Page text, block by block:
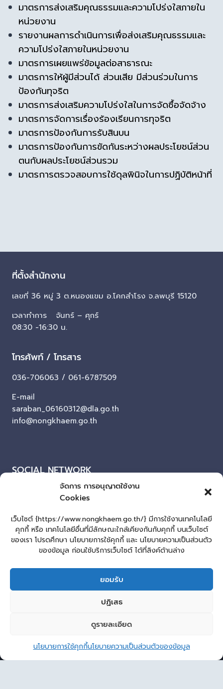
จัดการ การอนุญาตใช้งาน
Cookies
เว็บไซต์ {https://www.nongkhaem.go.th/} มีการใช้งานเทคโนโลยี
คุกกี้ หรือ เทคโนโลยีอื่นที่มีลักษณะใกล้เคียงกันกับคุกกี้ บนเว็บไซต์
ของเรา โปรดศึกษา นโยบายการใช้คุกกี้ และ นโยบายความเป็นส่วนตัว
ของข้อมูล ก่อนใช้บริการเว็บไซต์ ได้ที่ลิงค์ด้านล่าง
ยอมรับ
ปฏิเสธ
ดูรายละเอียด
นโยบายการใช้คุกกี้นโยบายความเป็นส่วนตัวของข้อมูล
มาตรการส่งเสริมคุณธรรมและความโปร่งใสภายใน
หน่วยงาน
รายงานผลการดำเนินการเพื่อส่งเสริมคุณธรรมและ
ความโปร่งใสภายในหน่วยงาน
มาตรการเผยแพร่ข้อมูลต่อสาธารณะ
มาตรการให้ผู้มีส่วนได้ ส่วนเสีย มีส่วนร่วมในการ
ป้องกันทุจริต
มาตรการส่งเสริมความโปร่งใสในการจัดซื้อจัดจ้าง
มาตรการจัดการเรื่องร้องเรียนการทุจริต
มาตรการป้องกันการรับสินบน
มาตรการป้องกันการขัดกันระหว่างผลประโยชน์ส่วน
ตนกับผลประโยชน์ส่วนรวม
มาตรการตรวจสอบการใช้ดุลพินิจในการปฏิบัติหน้าที่
ที่ตั้งสำนักงาน
เลขที่ 36 หมู่ 3 ต.หนองแขม อ.โคกสำโรง จ.ลพบุรี 15120
เวลาทำการ จันทร์ – ศุกร์
08:30 -16:30 น.
โทรศัพท์ / โทรสาร
036-706063 / 061-6787509
E-mail
saraban_06160312@dla.go.th
info@nongkhaem.go.th
SOCIAL NETWORK
Facebook
ผู้เยี่ยมชมเว็บไซต์
ผู้เยี่ยมชม : 780
แผนผังเว็บไซต์
Login
lopburiwebdesign.com
กระดานสนทนา
© 2026 องค์การบริหารส่วนตำบลหนองแขม